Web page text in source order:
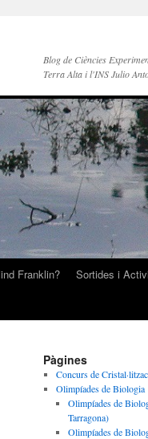
Blog de Ciències
Terra Alta i l'INS Julio
Franklin?
Sortides i
Pàgines
Concurs de
Olimpíades de Biologia
Olimpíades de
Tarragona)
Olimpíades de